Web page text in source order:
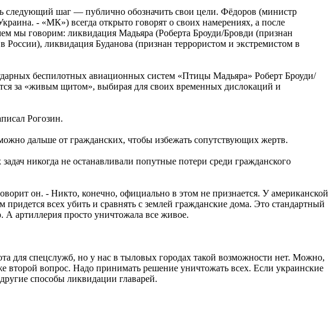
следующий шаг — публично обозначить свои цели. Фёдоров (министр
- «МК») всегда открыто говорят о своих намерениях, а после
мы говорим: ликвидация Мадьяра (Роберта Броуди/Бровди (признан
ликвидация Буданова (признан террористом и экстремистом в
беспилотных авиационных систем «Птицы Мадьяра» Роберт Броуди/
за «живым щитом», выбирая для своих временных дислокаций и
Рогозин.
дальше от гражданских, чтобы избежать сопутствующих жертв.
никогда не останавливали попутные потери среди гражданского
он. - Никто, конечно, официально в этом не признается. У американской
всех убить и сравнять с землей гражданские дома. Это стандартный
А артиллерия просто уничтожала все живое.
для спецслужб, но у нас в тыловых городах такой возможности нет. Можно,
вопрос. Надо принимать решение уничтожать всех. Если украинские
способы ликвидации главарей.